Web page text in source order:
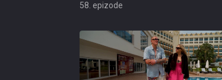
58. epizode